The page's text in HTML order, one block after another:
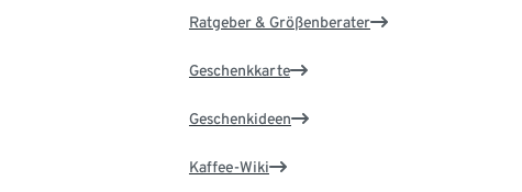
Ratgeber & Größenberater
Geschenkkarte
Geschenkideen
Kaffee-Wiki